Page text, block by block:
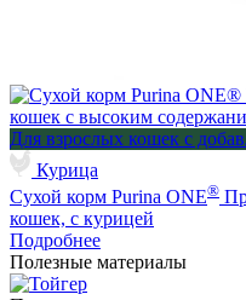
Для взрослых кошек с
Курица
Сухой корм Purina ONE®
кошек, с курицей
Подробнее
Полезные материалы